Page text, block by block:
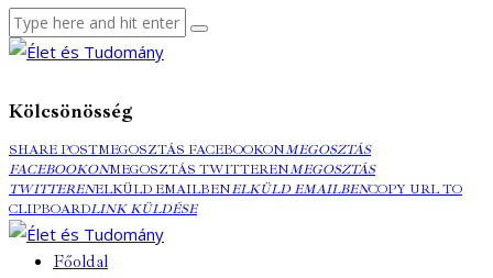
Kölcsönösség
SHARE POSTMEGOSZTÁS FACEBOOKONMEGOSZTÁS
FACEBOOKONMEGOSZTÁS TWITTERENMEGOSZTÁS
TWITTERENELKÜLD EMAILBENELKÜLD EMAILBENCOPY URL TO
CLIPBOARDLINK KÜLDÉSE
Főoldal